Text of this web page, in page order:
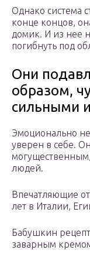
Однако система
конце концов,
домик. И из нее
погибнуть под
Они
образом,
сильными
Эмоционально
уверен в себе.
могущественным,
людей.
Впечатляющие
лет в Италии,
Бабушкин
заварным